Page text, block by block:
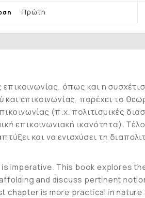
Πρώτη
όπως και η
επικοινωνίας, παρέχει το
(π.χ. πολιτισμικές
επικοινωνιακή ικανότητα).
και να ενισχύσει τη
imperative. This book explores
and discuss pertinent
chapter is more practical in